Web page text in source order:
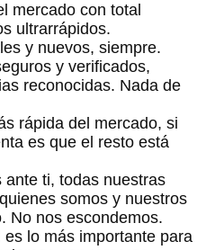
mercado con total
ultrarrápidos.
y nuevos, siempre.
y verificados,
reconocidas. Nada de
rápida del mercado, si
es que el resto está
ante ti, todas nuestras
somos y nuestros
No nos escondemos.
es lo más importante para